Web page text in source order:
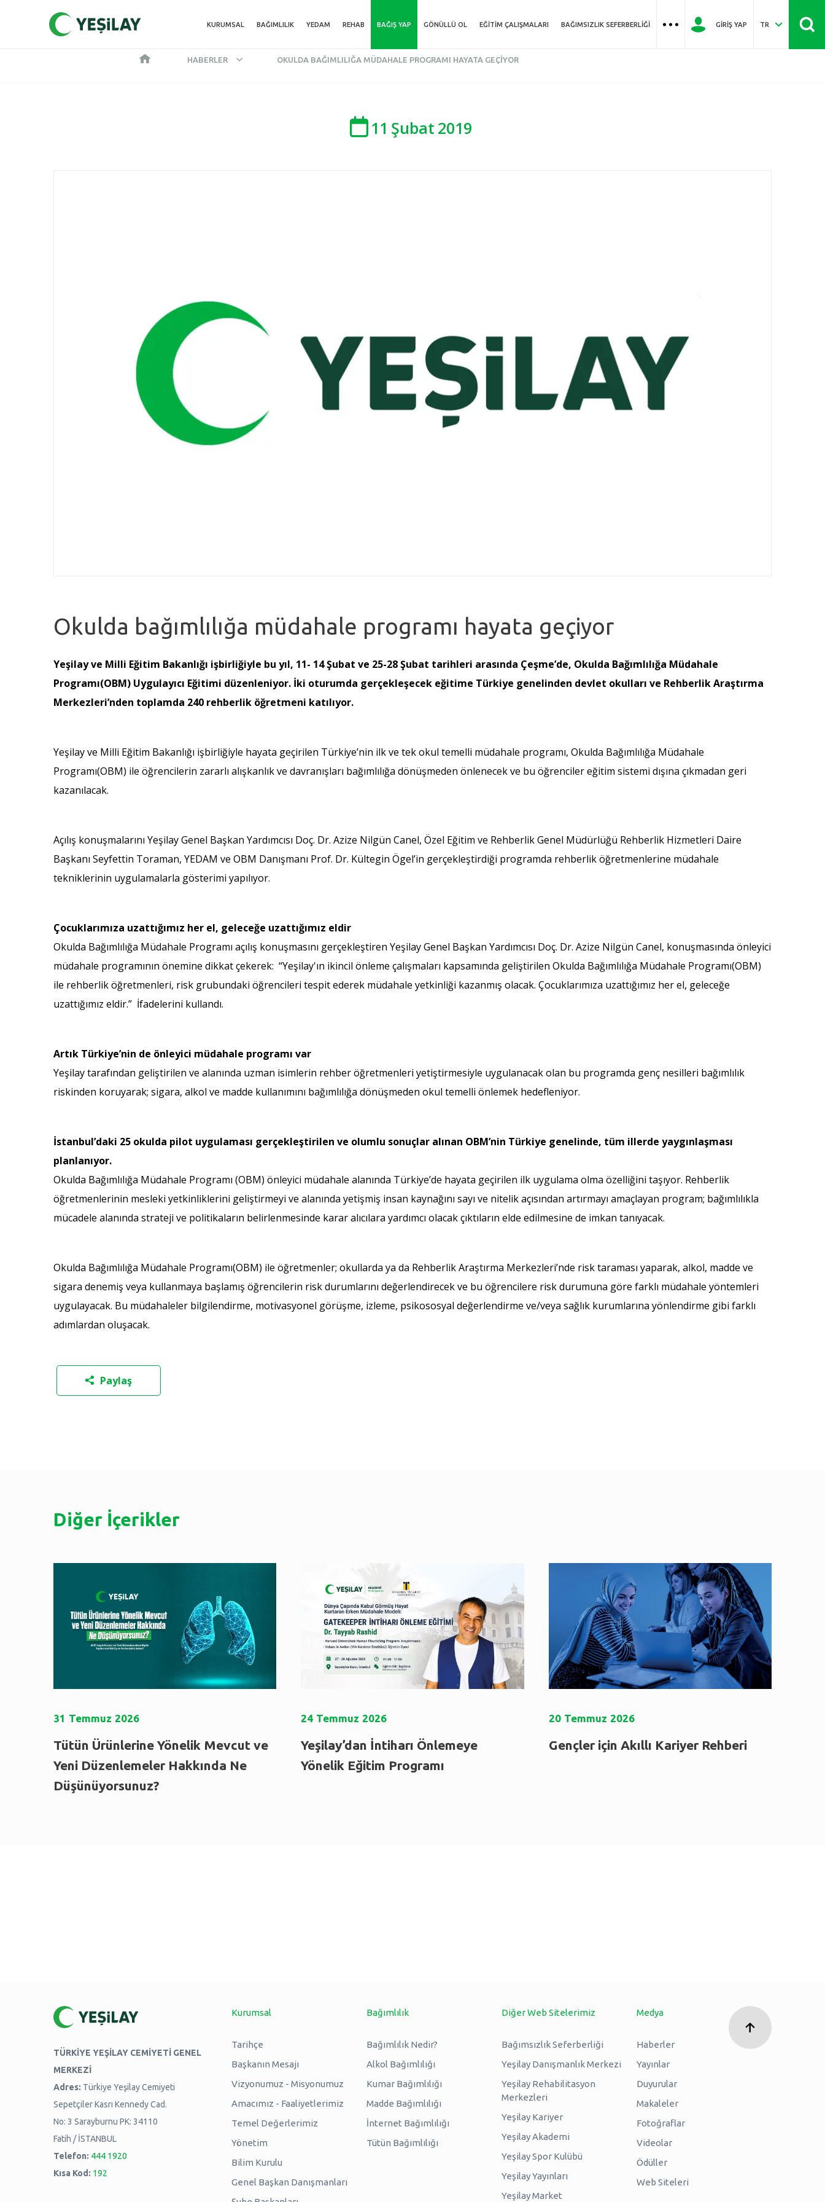
KURUMSAL BAĞIMLILIK YEDAM REHAB BAĞIŞ YAP GÖNÜLLÜ OL EĞITIM ÇALIŞMALARI BAĞIMSIZLIK SEFERBERLIĞI GIRIŞ YAP TR
HABERLER OKULDA BAĞIMLILIĞA MÜDAHALE PROGRAMI HAYATA GEÇIYOR
11 Şubat 2019
Okulda bağımlılığa müdahale programı hayata geçiyor
Yeşilay ve Milli Eğitim Bakanlığı işbirliğiyle bu yıl, 11- 14 Şubat ve 25-28 Şubat tarihleri arasında Çeşme’de, Okulda Bağımlılığa Müdahale
Programı(OBM) Uygulayıcı Eğitimi düzenleniyor. İki oturumda gerçekleşecek eğitime Türkiye genelinden devlet okulları ve Rehberlik Araştırma
Merkezleri’nden toplamda 240 rehberlik öğretmeni katılıyor.
Yeşilay ve Milli Eğitim Bakanlığı işbirliğiyle hayata geçirilen Türkiye’nin ilk ve tek okul temelli müdahale programı, Okulda Bağımlılığa Müdahale
Programı(OBM) ile öğrencilerin zararlı alışkanlık ve davranışları bağımlılığa dönüşmeden önlenecek ve bu öğrenciler eğitim sistemi dışına çıkmadan geri
kazanılacak.
Açılış konuşmalarını Yeşilay Genel Başkan Yardımcısı Doç. Dr. Azize Nilgün Canel, Özel Eğitim ve Rehberlik Genel Müdürlüğü Rehberlik Hizmetleri Daire
Başkanı Seyfettin Toraman, YEDAM ve OBM Danışmanı Prof. Dr. Kültegin Ögel’in gerçekleştirdiği programda rehberlik öğretmenlerine müdahale
tekniklerinin uygulamalarla gösterimi yapılıyor.
Çocuklarımıza uzattığımız her el, geleceğe uzattığımız eldir
Okulda Bağımlılığa Müdahale Programı açılış konuşmasını gerçekleştiren Yeşilay Genel Başkan Yardımcısı Doç. Dr. Azize Nilgün Canel, konuşmasında önleyici
müdahale programının önemine dikkat çekerek: “Yeşilay'ın ikincil önleme çalışmaları kapsamında geliştirilen Okulda Bağımlılığa Müdahale Programı(OBM)
ile rehberlik öğretmenleri, risk grubundaki öğrencileri tespit ederek müdahale yetkinliği kazanmış olacak. Çocuklarımıza uzattığımız her el, geleceğe
uzattığımız eldir.” İfadelerini kullandı.
Artık Türkiye’nin de önleyici müdahale programı var
Yeşilay tarafından geliştirilen ve alanında uzman isimlerin rehber öğretmenleri yetiştirmesiyle uygulanacak olan bu programda genç nesilleri bağımlılık
riskinden koruyarak; sigara, alkol ve madde kullanımını bağımlılığa dönüşmeden okul temelli önlemek hedefleniyor.
İstanbul’daki 25 okulda pilot uygulaması gerçekleştirilen ve olumlu sonuçlar alınan OBM’nin Türkiye genelinde, tüm illerde yaygınlaşması
planlanıyor.
Okulda Bağımlılığa Müdahale Programı (OBM) önleyici müdahale alanında Türkiye’de hayata geçirilen ilk uygulama olma özelliğini taşıyor. Rehberlik
öğretmenlerinin mesleki yetkinliklerini geliştirmeyi ve alanında yetişmiş insan kaynağını sayı ve nitelik açısından artırmayı amaçlayan program; bağımlılıkla
mücadele alanında strateji ve politikaların belirlenmesinde karar alıcılara yardımcı olacak çıktıların elde edilmesine de imkan tanıyacak.
Okulda Bağımlılığa Müdahale Programı(OBM) ile öğretmenler; okullarda ya da Rehberlik Araştırma Merkezleri’nde risk taraması yaparak, alkol, madde ve
sigara denemiş veya kullanmaya başlamış öğrencilerin risk durumlarını değerlendirecek ve bu öğrencilere risk durumuna göre farklı müdahale yöntemleri
uygulayacak. Bu müdahaleler bilgilendirme, motivasyonel görüşme, izleme, psikososyal değerlendirme ve/veya sağlık kurumlarına yönlendirme gibi farklı
adımlardan oluşacak.
Paylaş
Diğer İçerikler
31 Temmuz 2026
Tütün Ürünlerine Yönelik Mevcut ve
Yeni Düzenlemeler Hakkında Ne
Düşünüyorsunuz?
24 Temmuz 2026
Yeşilay’dan İntiharı Önlemeye
Yönelik Eğitim Programı
20 Temmuz 2026
Gençler için Akıllı Kariyer Rehberi
TÜRKİYE YEŞİLAY CEMİYETİ GENEL
MERKEZİ
Adres: Türkiye Yeşilay Cemiyeti
Sepetçiler Kasrı Kennedy Cad.
No: 3 Sarayburnu PK: 34110
Fatih / İSTANBUL
Telefon: 444 1920
Kısa Kod: 192
Kurumsal
Tarihçe
Başkanın Mesajı
Vizyonumuz - Misyonumuz
Amacımız - Faaliyetlerimiz
Temel Değerlerimiz
Yönetim
Bilim Kurulu
Genel Başkan Danışmanları
Bağımlılık
Bağımlılık Nedir?
Alkol Bağımlılığı
Kumar Bağımlılığı
Madde Bağımlılığı
İnternet Bağımlılığı
Tütün Bağımlılığı
Diğer Web Sitelerimiz
Bağımsızlık Seferberliği
Yeşilay Danışmanlık Merkezi
Yeşilay Rehabilitasyon
Merkezleri
Yeşilay Kariyer
Yeşilay Akademi
Yeşilay Spor Kulübü
Yeşilay Yayınları
Yeşilay Market
Medya
Haberler
Yayınlar
Duyurular
Makaleler
Fotoğraflar
Videolar
Ödüller
Web Siteleri